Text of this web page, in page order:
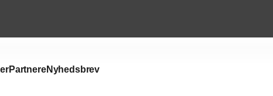
PartnereNyhedsbrev